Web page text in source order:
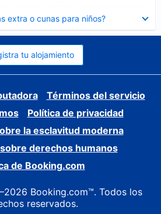
extra o cunas para niños?
tu alojamiento
Términos del servicio
Política de privacidad
la esclavitud moderna
derechos humanos
de Booking.com
Booking.com™. Todos los
reservados.